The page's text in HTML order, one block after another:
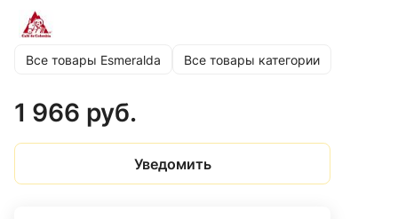
Все товары Esmeralda Все товары категории
1 966 руб.
Уведомить